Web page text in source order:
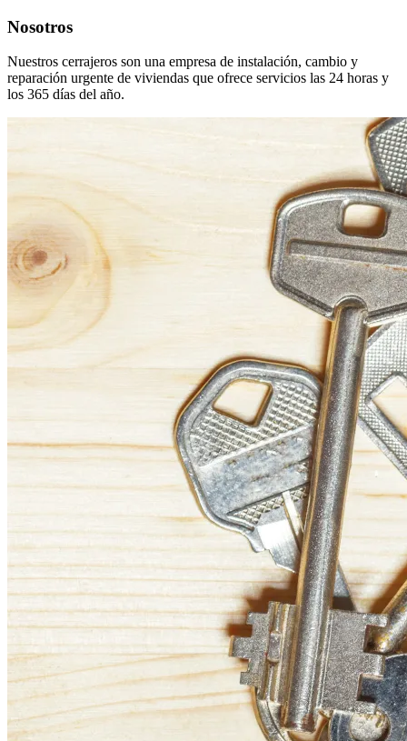
Nosotros
Nuestros cerrajeros son una empresa de instalación, cambio y
reparación urgente de viviendas que ofrece servicios las 24 horas y
los 365 días del año.